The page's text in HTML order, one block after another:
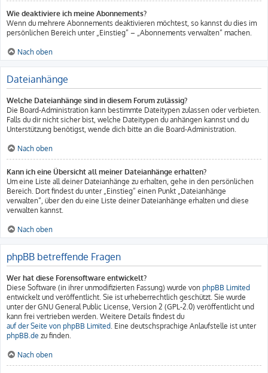
Wie deaktiviere ich meine Abonnements?
Wenn du mehrere Abonnements deaktivieren möchtest, so kannst du dies im
persönlichen Bereich unter „Einstieg“ – „Abonnements verwalten“ machen.
Nach oben
Dateianhänge
Welche Dateianhänge sind in diesem Forum zulässig?
Die Board-Administration kann bestimmte Dateitypen zulassen oder verbieten.
Falls du dir nicht sicher bist, welche Dateitypen du anhängen kannst und du
Unterstützung benötigst, wende dich bitte an die Board-Administration.
Nach oben
Kann ich eine Übersicht all meiner Dateianhänge erhalten?
Um eine Liste all deiner Dateianhänge zu erhalten, gehe in den persönlichen
Bereich. Dort findest du unter „Einstieg“ einen Punkt „Dateianhänge
verwalten“, über den du eine Liste deiner Dateianhänge erhalten und diese
verwalten kannst.
Nach oben
phpBB betreffende Fragen
Wer hat diese Forensoftware entwickelt?
Diese Software (in ihrer unmodifizierten Fassung) wurde von phpBB Limited
entwickelt und veröffentlicht. Sie ist urheberrechtlich geschützt. Sie wurde
unter der GNU General Public License, Version 2 (GPL-2.0) veröffentlicht und
kann frei vertrieben werden. Weitere Details findest du
auf der Seite von phpBB Limited. Eine deutschsprachige Anlaufstelle ist unter
phpBB.de zu finden.
Nach oben